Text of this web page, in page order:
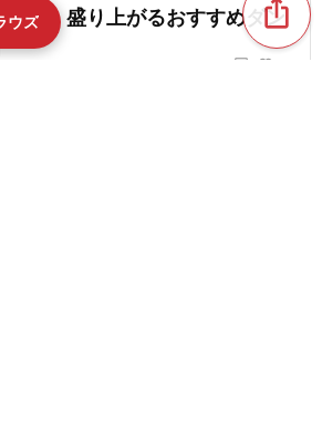
向け】盛り上がるおすすめダン
chat_bubble_outline favorite_border
ios_share
ウズ